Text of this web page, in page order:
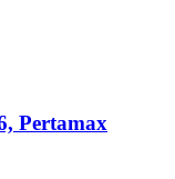
Pertamax